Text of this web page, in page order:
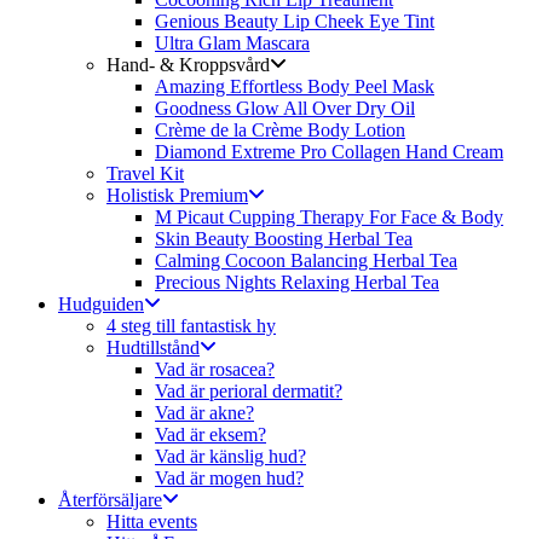
Genious Beauty Lip Cheek Eye Tint
Ultra Glam Mascara
Hand- & Kroppsvård
Amazing Effortless Body Peel Mask
Goodness Glow All Over Dry Oil
Crème de la Crème Body Lotion
Diamond Extreme Pro Collagen Hand Cream
Travel Kit
Holistisk Premium
M Picaut Cupping Therapy For Face & Body
Skin Beauty Boosting Herbal Tea
Calming Cocoon Balancing Herbal Tea
Precious Nights Relaxing Herbal Tea
Hudguiden
4 steg till fantastisk hy
Hudtillstånd
Vad är rosacea?
Vad är perioral dermatit?
Vad är akne?
Vad är eksem?
Vad är känslig hud?
Vad är mogen hud?
Återförsäljare
Hitta events